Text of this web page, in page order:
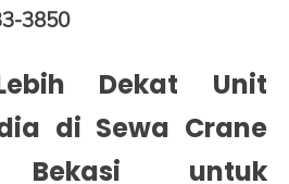
3850
Dekat Unit
di Sewa Crane
Bekasi untuk